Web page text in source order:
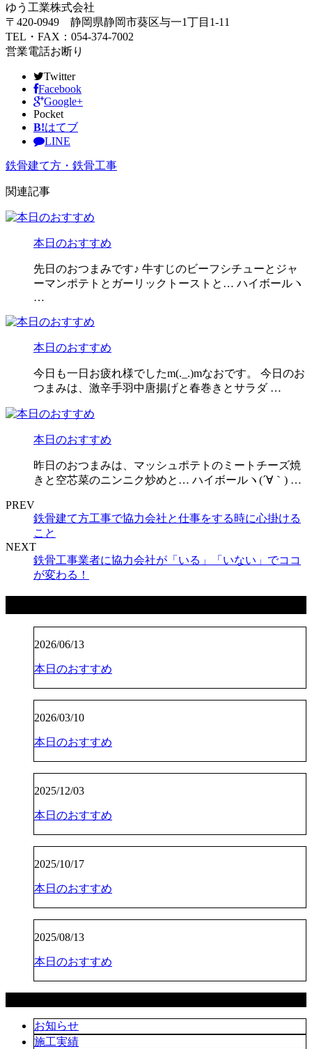
ゆう工業株式会社
〒420-0949 静岡県静岡市葵区与一1丁目1-11
TEL・FAX：054-374-7002
営業電話お断り
Twitter
Facebook
Google+
Pocket
B!はてブ
LINE
鉄骨建て方・鉄骨工事
関連記事
本日のおすすめ
先日のおつまみです♪ 牛すじのビーフシチューとジャ
ーマンポテトとガーリックトーストと… ハイボールヽ
…
本日のおすすめ
今日も一日お疲れ様でしたm(._.)mなおです。 今日のお
つまみは、激辛手羽中唐揚げと春巻きとサラダ …
本日のおすすめ
昨日のおつまみは、マッシュポテトのミートチーズ焼
きと空芯菜のニンニク炒めと… ハイボールヽ(´∀｀) …
PREV
鉄骨建て方工事で協力会社と仕事をする時に心掛ける
こと
NEXT
鉄骨工事業者に協力会社が「いる」「いない」でココ
が変わる！
2026/06/13
本日のおすすめ
2026/03/10
本日のおすすめ
2025/12/03
本日のおすすめ
2025/10/17
本日のおすすめ
2025/08/13
本日のおすすめ
お知らせ
施工実績